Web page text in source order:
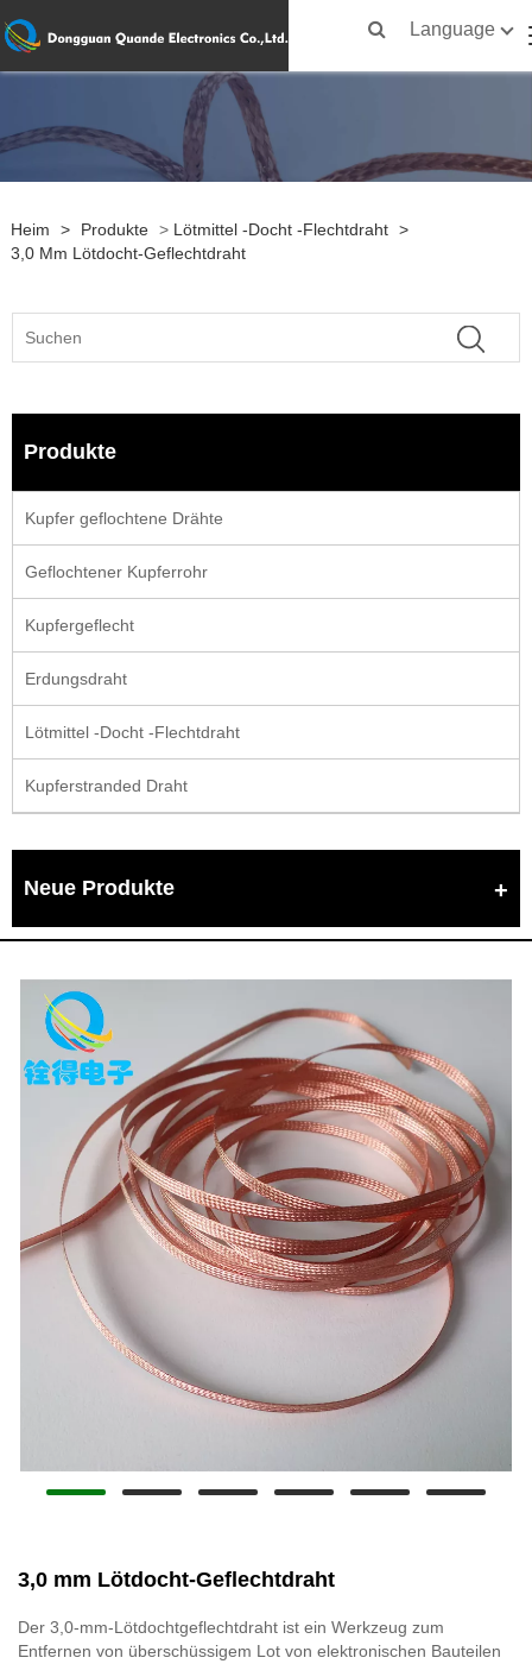
Language
Heim > Produkte > Lötmittel -Docht -Flechtdraht >
3,0 Mm Lötdocht-Geflechtdraht
Produkte
Kupfer geflochtene Drähte
Geflochtener Kupferrohr
Kupfergeflecht
Erdungsdraht
Lötmittel -Docht -Flechtdraht
Kupferstranded Draht
Neue Produkte
3,0 mm Lötdocht-Geflechtdraht
Der 3,0-mm-Lötdochtgeflechtdraht ist ein Werkzeug zum
Entfernen von überschüssigem Lot von elektronischen Bauteilen